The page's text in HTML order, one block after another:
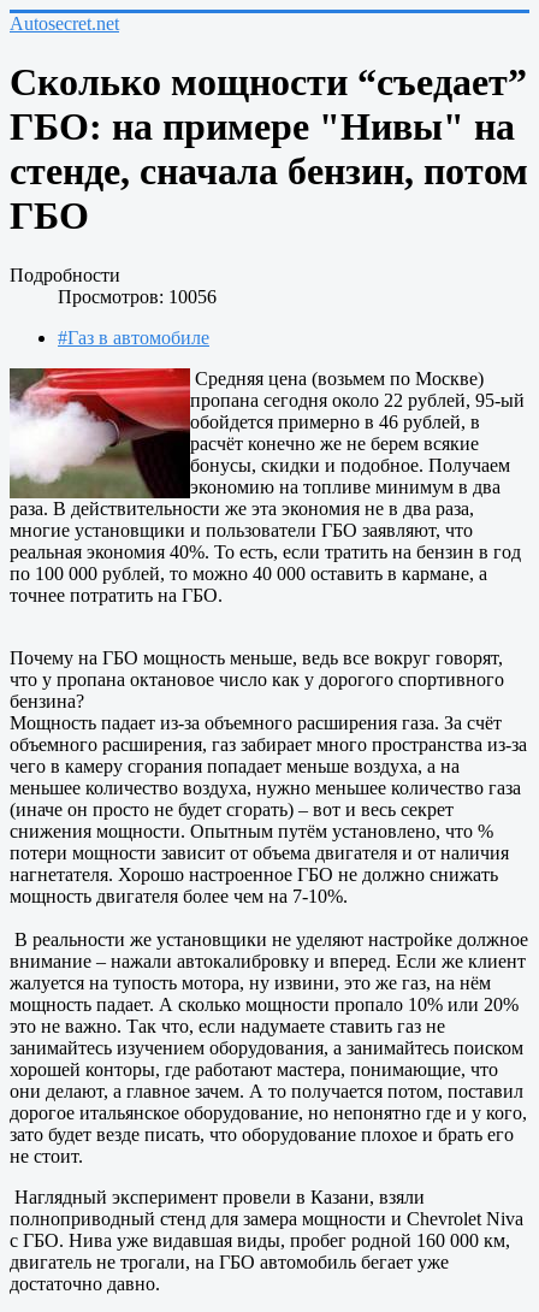
Autosecret.net
Сколько мощности “съедает”
ГБО: на примере "Нивы" на
стенде, сначала бензин, потом
ГБО
Подробности
Просмотров: 10056
#Газ в автомобиле
Средняя цена (возьмем по Москве)
пропана сегодня около 22 рублей, 95-ый
обойдется примерно в 46 рублей, в
расчёт конечно же не берем всякие
бонусы, скидки и подобное. Получаем
экономию на топливе минимум в два
раза. В действительности же эта экономия не в два раза,
многие установщики и пользователи ГБО заявляют, что
реальная экономия 40%. То есть, если тратить на бензин в год
по 100 000 рублей, то можно 40 000 оставить в кармане, а
точнее потратить на ГБО.
Почему на ГБО мощность меньше, ведь все вокруг говорят,
что у пропана октановое число как у дорогого спортивного
бензина?
Мощность падает из-за объемного расширения газа. За счёт
объемного расширения, газ забирает много пространства из-за
чего в камеру сгорания попадает меньше воздуха, а на
меньшее количество воздуха, нужно меньшее количество газа
(иначе он просто не будет сгорать) – вот и весь секрет
снижения мощности. Опытным путём установлено, что %
потери мощности зависит от объема двигателя и от наличия
нагнетателя. Хорошо настроенное ГБО не должно снижать
мощность двигателя более чем на 7-10%.
В реальности же установщики не уделяют настройке должное
внимание – нажали автокалибровку и вперед. Если же клиент
жалуется на тупость мотора, ну извини, это же газ, на нём
мощность падает. А сколько мощности пропало 10% или 20%
это не важно. Так что, если надумаете ставить газ не
занимайтесь изучением оборудования, а занимайтесь поиском
хорошей конторы, где работают мастера, понимающие, что
они делают, а главное зачем. А то получается потом, поставил
дорогое итальянское оборудование, но непонятно где и у кого,
зато будет везде писать, что оборудование плохое и брать его
не стоит.
Наглядный эксперимент провели в Казани, взяли
полноприводный стенд для замера мощности и Chevrolet Niva
с ГБО. Нива уже видавшая виды, пробег родной 160 000 км,
двигатель не трогали, на ГБО автомобиль бегает уже
достаточно давно.